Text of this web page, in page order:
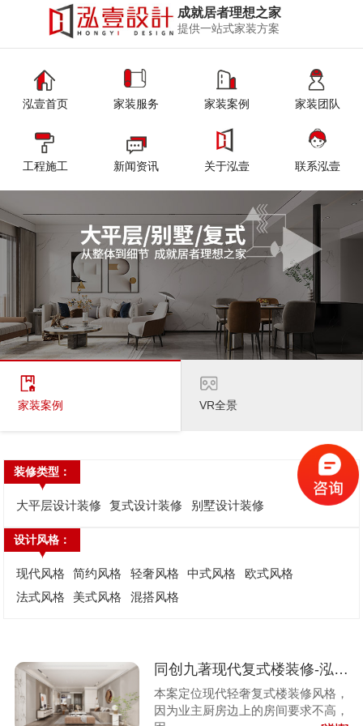
成就居者理想之家
提供一站式家装方案
泓壹首页 家装服务 家装案例 家装团队
工程施工 新闻资讯 关于泓壹 联系泓壹
家装案例 VR全景
装修类型：
大平层设计装修 复式设计装修 别墅设计装修
设计风格：
现代风格 简约风格 轻奢风格 中式风格
欧式风格
法式风格
美式风格 混搭风格
同创九著现代复式楼装修-泓壹设计
本案定位现代轻奢复式楼装修风格，
因为业主厨房边上的房间要求不高，